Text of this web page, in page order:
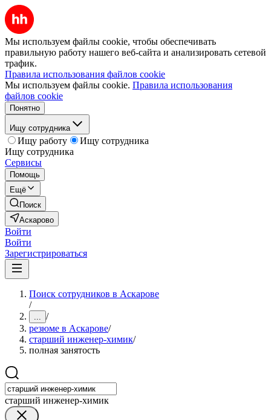
Мы используем файлы cookie, чтобы обеспечивать
правильную работу нашего веб-сайта и анализировать сетевой
трафик.
Правила использования файлов cookie
Мы используем файлы cookie. Правила использования
файлов cookie
Понятно
Ищу сотрудника
Ищу работу
Ищу сотрудника
Ищу сотрудника
Сервисы
Помощь
Ещё
Поиск
Аскарово
Войти
Войти
Зарегистрироваться
Поиск сотрудников в Аскарове
/
... /
резюме в Аскарове/
старший инженер-химик/
полная занятость
старший инженер-химик